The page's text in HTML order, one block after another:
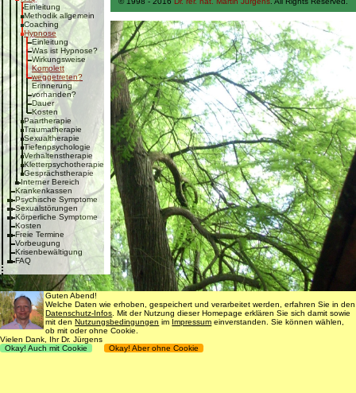
Einleitung
Methodik allgemein
Coaching
Hypnose
Einleitung
Was ist Hypnose?
Wirkungsweise
Komplett
weggetreten?
Erinnerung
vorhanden?
Dauer
Kosten
Paartherapie
Traumatherapie
Sexualtherapie
Tiefenpsychologie
Verhaltenstherapie
Kletterpsychotherapie
Gesprächstherapie
Interner Bereich
Krankenkassen
Psychische Symptome
Sexualstörungen
Körperliche Symptome
Kosten
Freie Termine
Vorbeugung
Krisenbewältigung
FAQ
Guten Abend!
Welche Daten wie erhoben, gespeichert und verarbeitet werden, erfahren Sie in den
Datenschutz-Infos . Mit der Nutzung dieser Homepage erklären Sie sich damit sowie
mit denNutzungsbedingungen im Impressum einverstanden. Sie können wählen,
ob mit oder ohne Cookie.
Vielen Dank, Ihr Dr. Jürgens
Okay! Auch mit Cookie
Okay! Aber ohne Cookie